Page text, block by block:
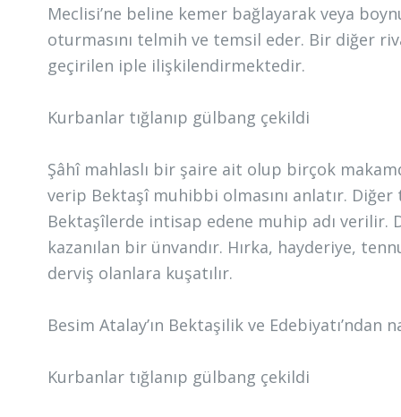
Meclisi’ne beline kemer bağlayarak veya
oturmasını telmih ve temsil eder. Bir diğer
geçirilen iple ilişkilendirmektedir.
Kurbanlar tığlanıp gülbang çekildi
Şâhî mahlaslı bir şaire ait olup birçok
verip Bektaşî muhibbi olmasını anlatır.
Bektaşîlerde intisap edene muhip adı
kazanılan bir ünvandır. Hırka, hayderiye,
derviş olanlara kuşatılır.
Besim Atalay’ın Bektaşilik ve Edebiyatı’ndan
Kurbanlar tığlanıp gülbang çekildi